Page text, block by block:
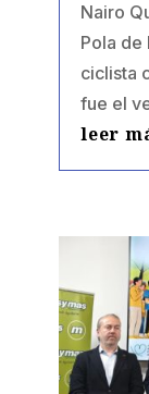
Nairo
Pola de
ciclista
fue el
leer